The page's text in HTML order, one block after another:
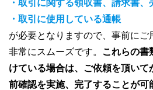
・取引に関する領収書、請求書、
・取引に使用している通帳
が必要となりますので、事前にご
非常にスムーズです。 これらの書
けている場合は、ご依頼を頂い
前確認を実施、完了することが可